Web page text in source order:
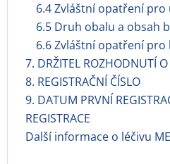
6.4 Zvláštní opatření pro
6.5 Druh obalu a obsah
6.6 Zvláštní opatření
7. DRŽITEL ROZHODNUTÍ O
8. REGISTRAČNÍ ČÍSLO
9. DATUM PRVNÍ
REGISTRACE
Další informace o léčivu